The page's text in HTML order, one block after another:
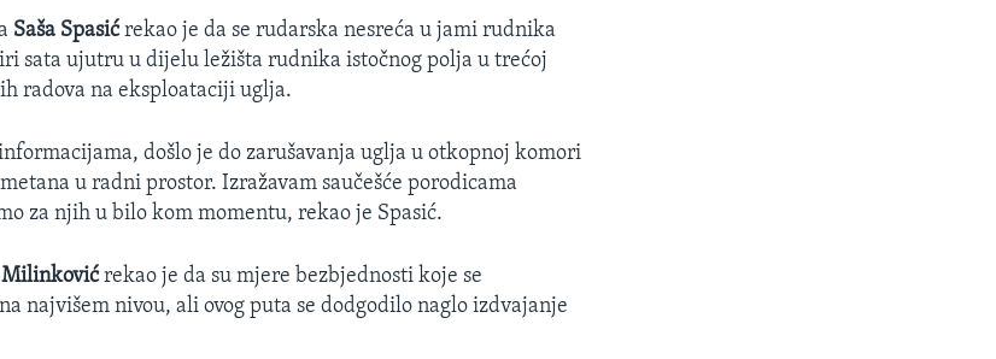
Saša Spasićrekao je da se rudarska nesreća u jami rudnika
sata ujutru u dijelu ležišta rudnika istočnog polja u trećoj
radova na eksploataciji uglja.
došlo je do zarušavanja uglja u otkopnoj komori
u radni prostor. Izražavam saučešće porodicama
za njih u bilo kom momentu, rekao je Spasić.
Milinkovićrekao je da su mjere bezbjednosti koje se
najvišem nivou, ali ovog puta se dodgodilo naglo izdvajanje